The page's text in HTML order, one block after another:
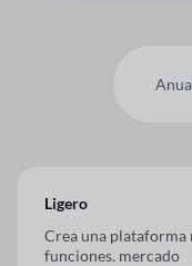
Ligero
Crea una
funciones. mercado